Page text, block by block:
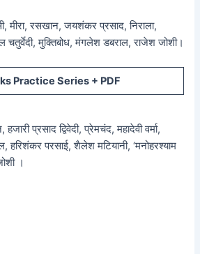
मीरा, रसखान, जयशंकर प्रसाद, निराला,
चतुर्वेदी, मुक्तिबोध, मंगलेश डबराल, राजेश जोशी।
Practice Series + PDF
प्रसाद द्विवेदी, प्रेमचंद, महादेवी वर्मा,
हरिशंकर परसाई, शैलेश मटियानी, ‘मनोहरश्याम
।